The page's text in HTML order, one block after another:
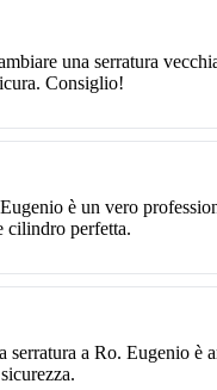
una serratura
Consiglio!
è un vero
cilindro perfetta.
serratura a Ro. Eugenio è